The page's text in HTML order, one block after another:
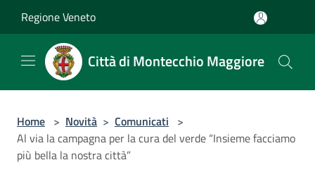
Regione Veneto
Città di Montecchio Maggiore
Home > Novità > Comunicati >
Al via la campagna per la cura del verde “Insieme facciamo
più bella la nostra città”